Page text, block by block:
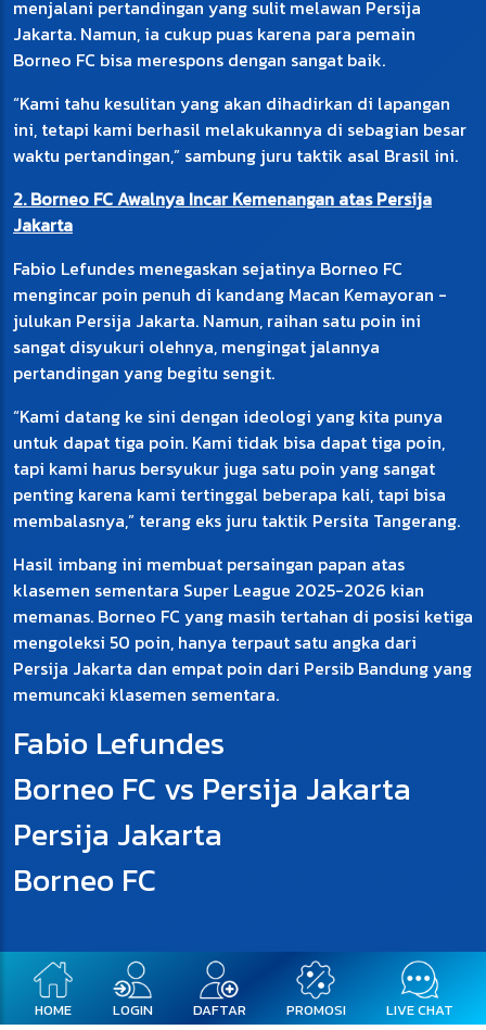
menjalani pertandingan yang sulit melawan Persija
Jakarta. Namun, ia cukup puas karena para pemain
Borneo FC bisa merespons dengan sangat baik.
“Kami tahu kesulitan yang akan dihadirkan di lapangan
ini, tetapi kami berhasil melakukannya di sebagian besar
waktu pertandingan,” sambung juru taktik asal Brasil ini.
2. Borneo FC Awalnya Incar Kemenangan atas Persija
Jakarta
Fabio Lefundes menegaskan sejatinya Borneo FC
mengincar poin penuh di kandang Macan Kemayoran -
julukan Persija Jakarta. Namun, raihan satu poin ini
sangat disyukuri olehnya, mengingat jalannya
pertandingan yang begitu sengit.
“Kami datang ke sini dengan ideologi yang kita punya
untuk dapat tiga poin. Kami tidak bisa dapat tiga poin,
tapi kami harus bersyukur juga satu poin yang sangat
penting karena kami tertinggal beberapa kali, tapi bisa
membalasnya,” terang eks juru taktik Persita Tangerang.
Hasil imbang ini membuat persaingan papan atas
klasemen sementara Super League 2025-2026 kian
memanas. Borneo FC yang masih tertahan di posisi ketiga
mengoleksi 50 poin, hanya terpaut satu angka dari
Persija Jakarta dan empat poin dari Persib Bandung yang
memuncaki klasemen sementara.
Fabio Lefundes
Borneo FC vs Persija Jakarta
Persija Jakarta
Borneo FC
HOME LOGIN DAFTAR PROMOSI LIVE CHAT